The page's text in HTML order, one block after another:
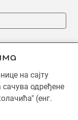
на сајту
одређене
(енг.
Садржај је
је Тараба доо,
употреба